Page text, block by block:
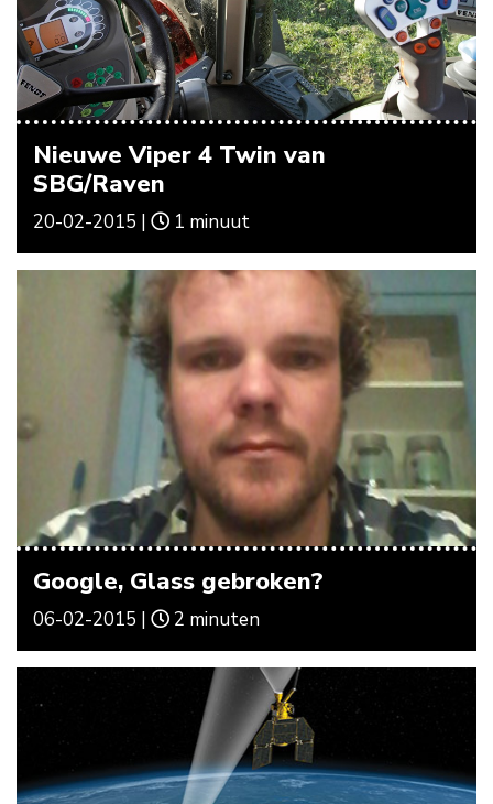
Nieuwe Viper 4 Twin van
SBG/Raven
20-02-2015 | 1 minuut
Google, Glass gebroken?
06-02-2015 | 2 minuten